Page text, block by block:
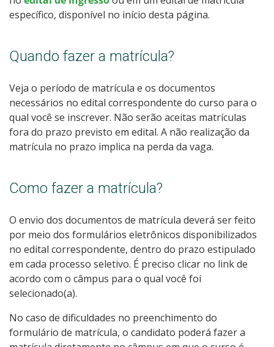
específico, disponível no início desta página.
Quando fazer a matrícula?
Veja o período de matrícula e os documentos
necessários no edital correspondente do curso para o
qual você se inscrever. Não serão aceitas matrículas
fora do prazo previsto em edital. A não realização da
matrícula no prazo implica na perda da vaga.
Como fazer a matrícula?
O envio dos documentos de matrícula deverá ser feito
por meio dos formulários eletrônicos disponibilizados
no edital correspondente, dentro do prazo estipulado
em cada processo seletivo. É preciso clicar no link de
acordo com o câmpus para o qual você foi
selecionado(a).
No caso de dificuldades no preenchimento do
formulário de matrícula, o candidato poderá fazer a